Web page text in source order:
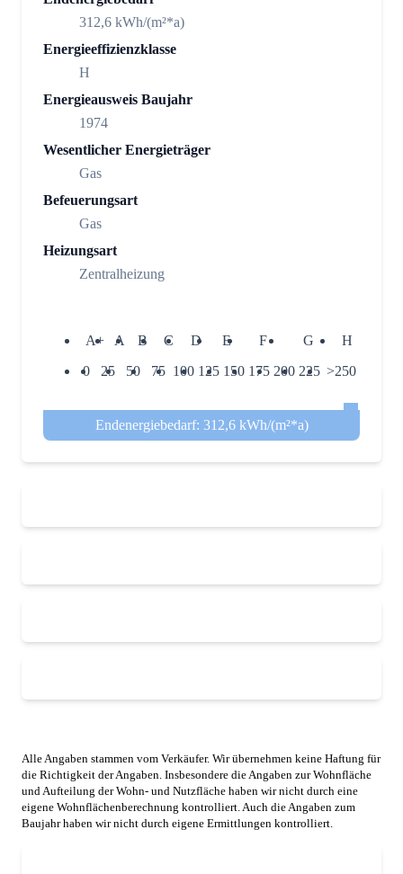
312,6 kWh/(m²*a)
Energieeffizienzklasse
H
Energieausweis Baujahr
1974
Wesentlicher Energieträger
Gas
Befeuerungsart
Gas
Heizungsart
Zentralheizung
A+ A B C D E F G
H
0
25 50 75 100 125 150 175 200 225 >250
Endenergiebedarf: 312,6 kWh/(m²*a)
Alle Angaben stammen vom Verkäufer. Wir übernehmen keine Haftung für
die Richtigkeit der Angaben. Insbesondere die Angaben zur Wohnfläche
und Aufteilung der Wohn- und Nutzfläche haben wir nicht durch eine
eigene Wohnflächenberechnung kontrolliert. Auch die Angaben zum
Baujahr haben wir nicht durch eigene Ermittlungen kontrolliert.